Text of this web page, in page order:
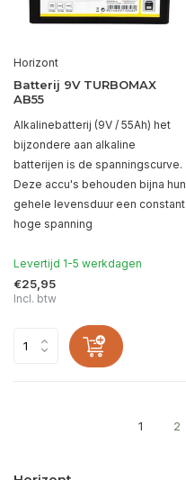
Horizont
Batterij 9V TURBOMAX
AB55
Alkalinebatterij (9V / 55Ah) het
bijzondere aan alkaline
batterijen is de spanningscurve.
Deze accu's behouden bijna hun
gehele levensduur een constant
hoge spanning
Levertijd 1-5 werkdagen
€25,95
Incl. btw
1 2